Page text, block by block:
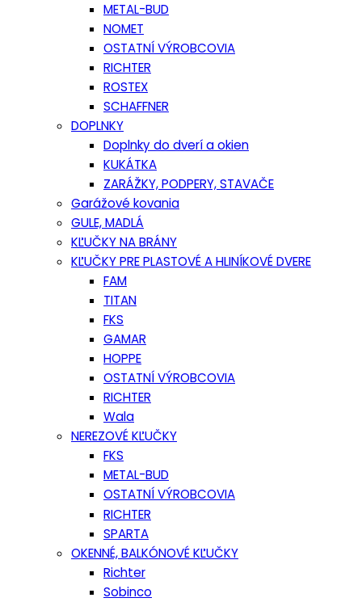
METAL-BUD
NOMET
OSTATNÍ VÝROBCOVIA
RICHTER
ROSTEX
SCHAFFNER
DOPLNKY
Doplnky do dverí a okien
KUKÁTKA
ZARÁŽKY, PODPERY, STAVAČE
Garážové kovania
GULE, MADLÁ
KĽUČKY NA BRÁNY
KĽUČKY PRE PLASTOVÉ A HLINÍKOVÉ DVERE
FAM
TITAN
FKS
GAMAR
HOPPE
OSTATNÍ VÝROBCOVIA
RICHTER
Wala
NEREZOVÉ KĽUČKY
FKS
METAL-BUD
OSTATNÍ VÝROBCOVIA
RICHTER
SPARTA
OKENNÉ, BALKÓNOVÉ KĽUČKY
Richter
Sobinco